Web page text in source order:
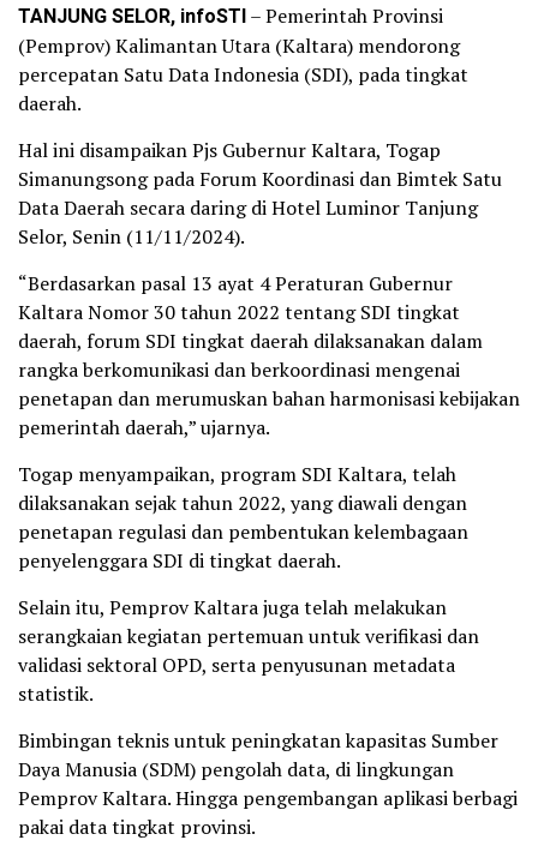
TANJUNG SELOR, infoSTI– Pemerintah Provinsi
(Pemprov) Kalimantan Utara (Kaltara) mendorong
percepatan Satu Data Indonesia (SDI), pada tingkat
daerah.
Hal ini disampaikan Pjs Gubernur Kaltara, Togap
Simanungsong pada Forum Koordinasi dan Bimtek Satu
Data Daerah secara daring di Hotel Luminor Tanjung
Selor, Senin (11/11/2024).
“Berdasarkan pasal 13 ayat 4 Peraturan Gubernur
Kaltara Nomor 30 tahun 2022 tentang SDI tingkat
daerah, forum SDI tingkat daerah dilaksanakan dalam
rangka berkomunikasi dan berkoordinasi mengenai
penetapan dan merumuskan bahan harmonisasi kebijakan
pemerintah daerah,” ujarnya.
Togap menyampaikan, program SDI Kaltara, telah
dilaksanakan sejak tahun 2022, yang diawali dengan
penetapan regulasi dan pembentukan kelembagaan
penyelenggara SDI di tingkat daerah.
Selain itu, Pemprov Kaltara juga telah melakukan
serangkaian kegiatan pertemuan untuk verifikasi dan
validasi sektoral OPD, serta penyusunan metadata
statistik.
Bimbingan teknis untuk peningkatan kapasitas Sumber
Daya Manusia (SDM) pengolah data, di lingkungan
Pemprov Kaltara. Hingga pengembangan aplikasi berbagi
pakai data tingkat provinsi.